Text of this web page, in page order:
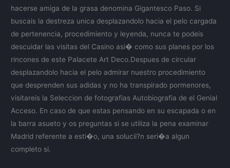
hacerse amiga de la grasa denomina Gigantesco Paso. Si
buscais la destreza unica desplazandolo hacia el pelo cargada
de pertenencia, procedimiento y leyenda, nunca te podeis
descuidar las visitas del Casino asi� como sus planes por los
rincones de este Palacete Art Deco.Despues de circular
desplazandolo hacia el pelo admirar nuestro procedimiento
que desprenden sus adidas y no ha transpirado pormenores,
visitareis la Seleccion de fotografias Autobiografia de el Genial
Acceso. En caso de que estas pensando en su escapada o en
la barra asueto y os preguntas si se utiliza la pena examinar
Madrid referente a esti�o, una solucii?n seri�a algun
completo si.